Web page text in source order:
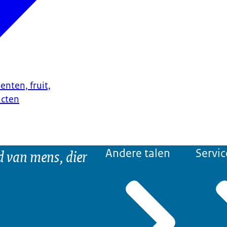
fruit,
van mens, dier Andere talen